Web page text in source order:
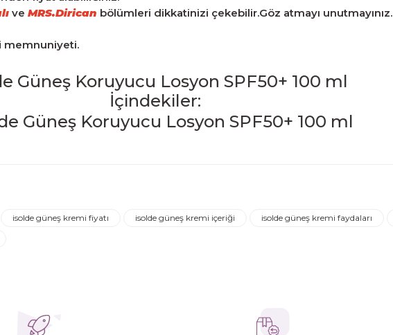
ve MRS.Dirican bölümleri dikkatinizi çekebilir.Göz atmayı unutmayınız.
memnuniyeti.
Güneş Koruyucu Losyon SPF50+ 100 ml
İçindekiler:
isolde güneş kremi fiyatı isolde güneş kremi içeriği isolde güneş kremi faydaları